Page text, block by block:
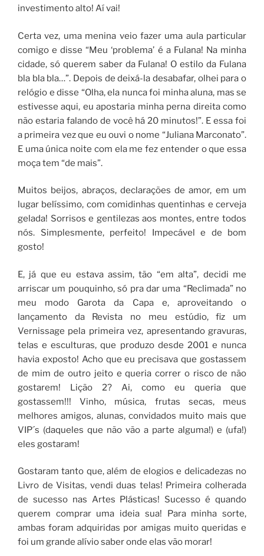
investimento alto! Aí vai!
Certa vez, uma menina veio fazer uma aula particular
comigo e disse “Meu ‘problema’ é a Fulana! Na minha
cidade, só querem saber da Fulana! O estilo da Fulana
bla bla bla…”. Depois de deixá-la desabafar, olhei para o
relógio e disse “Olha, ela nunca foi minha aluna, mas se
estivesse aqui, eu apostaria minha perna direita como
não estaria falando de você há 20 minutos!”. E essa foi
a primeira vez que eu ouvi o nome “Juliana Marconato”.
E uma única noite com ela me fez entender o que essa
moça tem “de mais”.
Muitos beijos, abraços, declarações de amor, em um
lugar belíssimo, com comidinhas quentinhas e cerveja
gelada! Sorrisos e gentilezas aos montes, entre todos
nós. Simplesmente, perfeito! Impecável e de bom
gosto!
E, já que eu estava assim, tão “em alta”, decidi me
arriscar um pouquinho, só pra dar uma “Reclimada” no
meu modo Garota da Capa e, aproveitando o
lançamento da Revista no meu estúdio, fiz um
Vernissage pela primeira vez, apresentando gravuras,
telas e esculturas, que produzo desde 2001 e nunca
havia exposto! Acho que eu precisava que gostassem
de mim de outro jeito e queria correr o risco de não
gostarem! Lição 2? Ai, como eu queria que
gostassem!!! Vinho, música, frutas secas, meus
melhores amigos, alunas, convidados muito mais que
VIP´s (daqueles que não vão a parte alguma!) e (ufa!)
eles gostaram!
Gostaram tanto que, além de elogios e delicadezas no
Livro de Visitas, vendi duas telas! Primeira colherada
de sucesso nas Artes Plásticas! Sucesso é quando
querem comprar uma ideia sua! Para minha sorte,
ambas foram adquiridas por amigas muito queridas e
foi um grande alívio saber onde elas vão morar!